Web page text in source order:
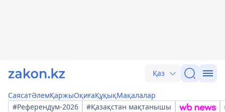
Қаз
СаясатӘлемҚаржыОқиғаҚұқықМақалалар
#Референдум-2026
#Қазақстан мақтанышы